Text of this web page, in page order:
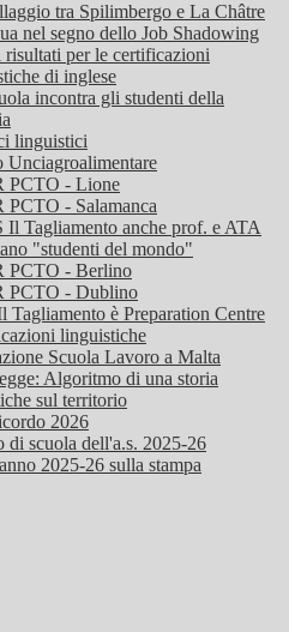
tra Spilimbergo e La Châtre
nel segno dello Job Shadowing
per le certificazioni
di inglese
incontra gli studenti della
linguistici
Unciagroalimentare
PCTO - Lione
PCTO - Salamanca
Tagliamento anche prof. e ATA
"studenti del mondo"
PCTO - Berlino
PCTO - Dublino
Tagliamento è Preparation Centre
linguistiche
Scuola Lavoro a Malta
Algoritmo di una storia
sul territorio
2026
di scuola dell'a.s. 2025-26
2025-26 sulla stampa